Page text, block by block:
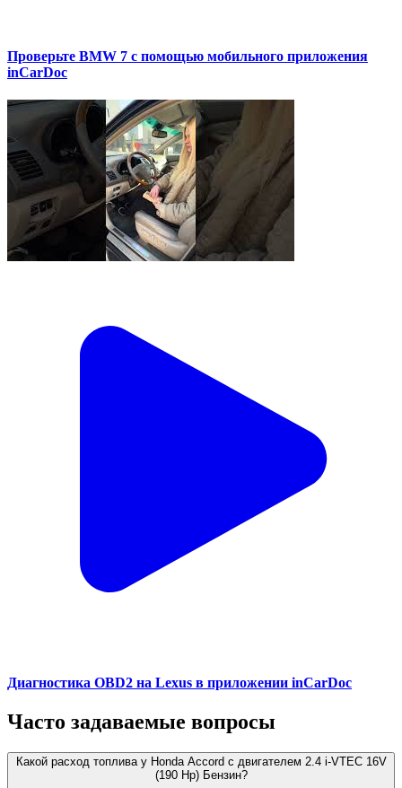
Проверьте BMW 7 с помощью мобильного приложения
inCarDoc
Диагностика OBD2 на Lexus в приложении inCarDoc
Часто задаваемые вопросы
Какой расход топлива у Honda Accord с двигателем 2.4 i-VTEC 16V
(190 Hp) Бензин?